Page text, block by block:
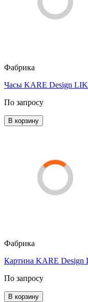
Фабрика
Часы KARE Design
По запросу
В корзину
Фабрика
Картина KARE Design
По запросу
В корзину